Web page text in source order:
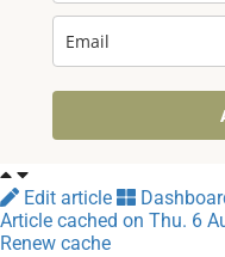
Edit article
Article cached on Thu. 6
Renew cache